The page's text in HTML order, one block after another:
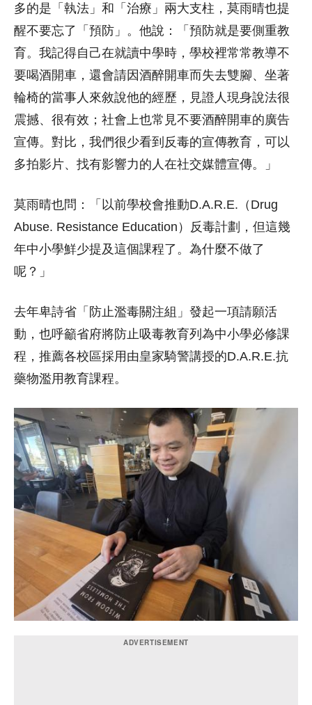
多的是「執法」和「治療」兩大支柱，莫雨晴也提
醒不要忘了「預防」。他說：「預防就是要側重教
育。我記得自己在就讀中學時，學校裡常常教導不
要喝酒開車，還會請因酒醉開車而失去雙腳、坐著
輪椅的當事人來敘說他的經歷，見證人現身說法很
震撼、很有效；社會上也常見不要酒醉開車的廣告
宣傳。對比，我們很少看到反毒的宣傳教育，可以
多拍影片、找有影響力的人在社交媒體宣傳。」
莫雨晴也問：「以前學校會推動D.A.R.E.（Drug
Abuse. Resistance Education）反毒計劃，但這幾
年中小學鮮少提及這個課程了。為什麼不做了
呢？」
去年卑詩省「防止濫毒關注組」發起一項請願活
動，也呼籲省府將防止吸毒教育列為中小學必修課
程，推薦各校區採用由皇家騎警講授的D.A.R.E.抗
藥物濫用教育課程。